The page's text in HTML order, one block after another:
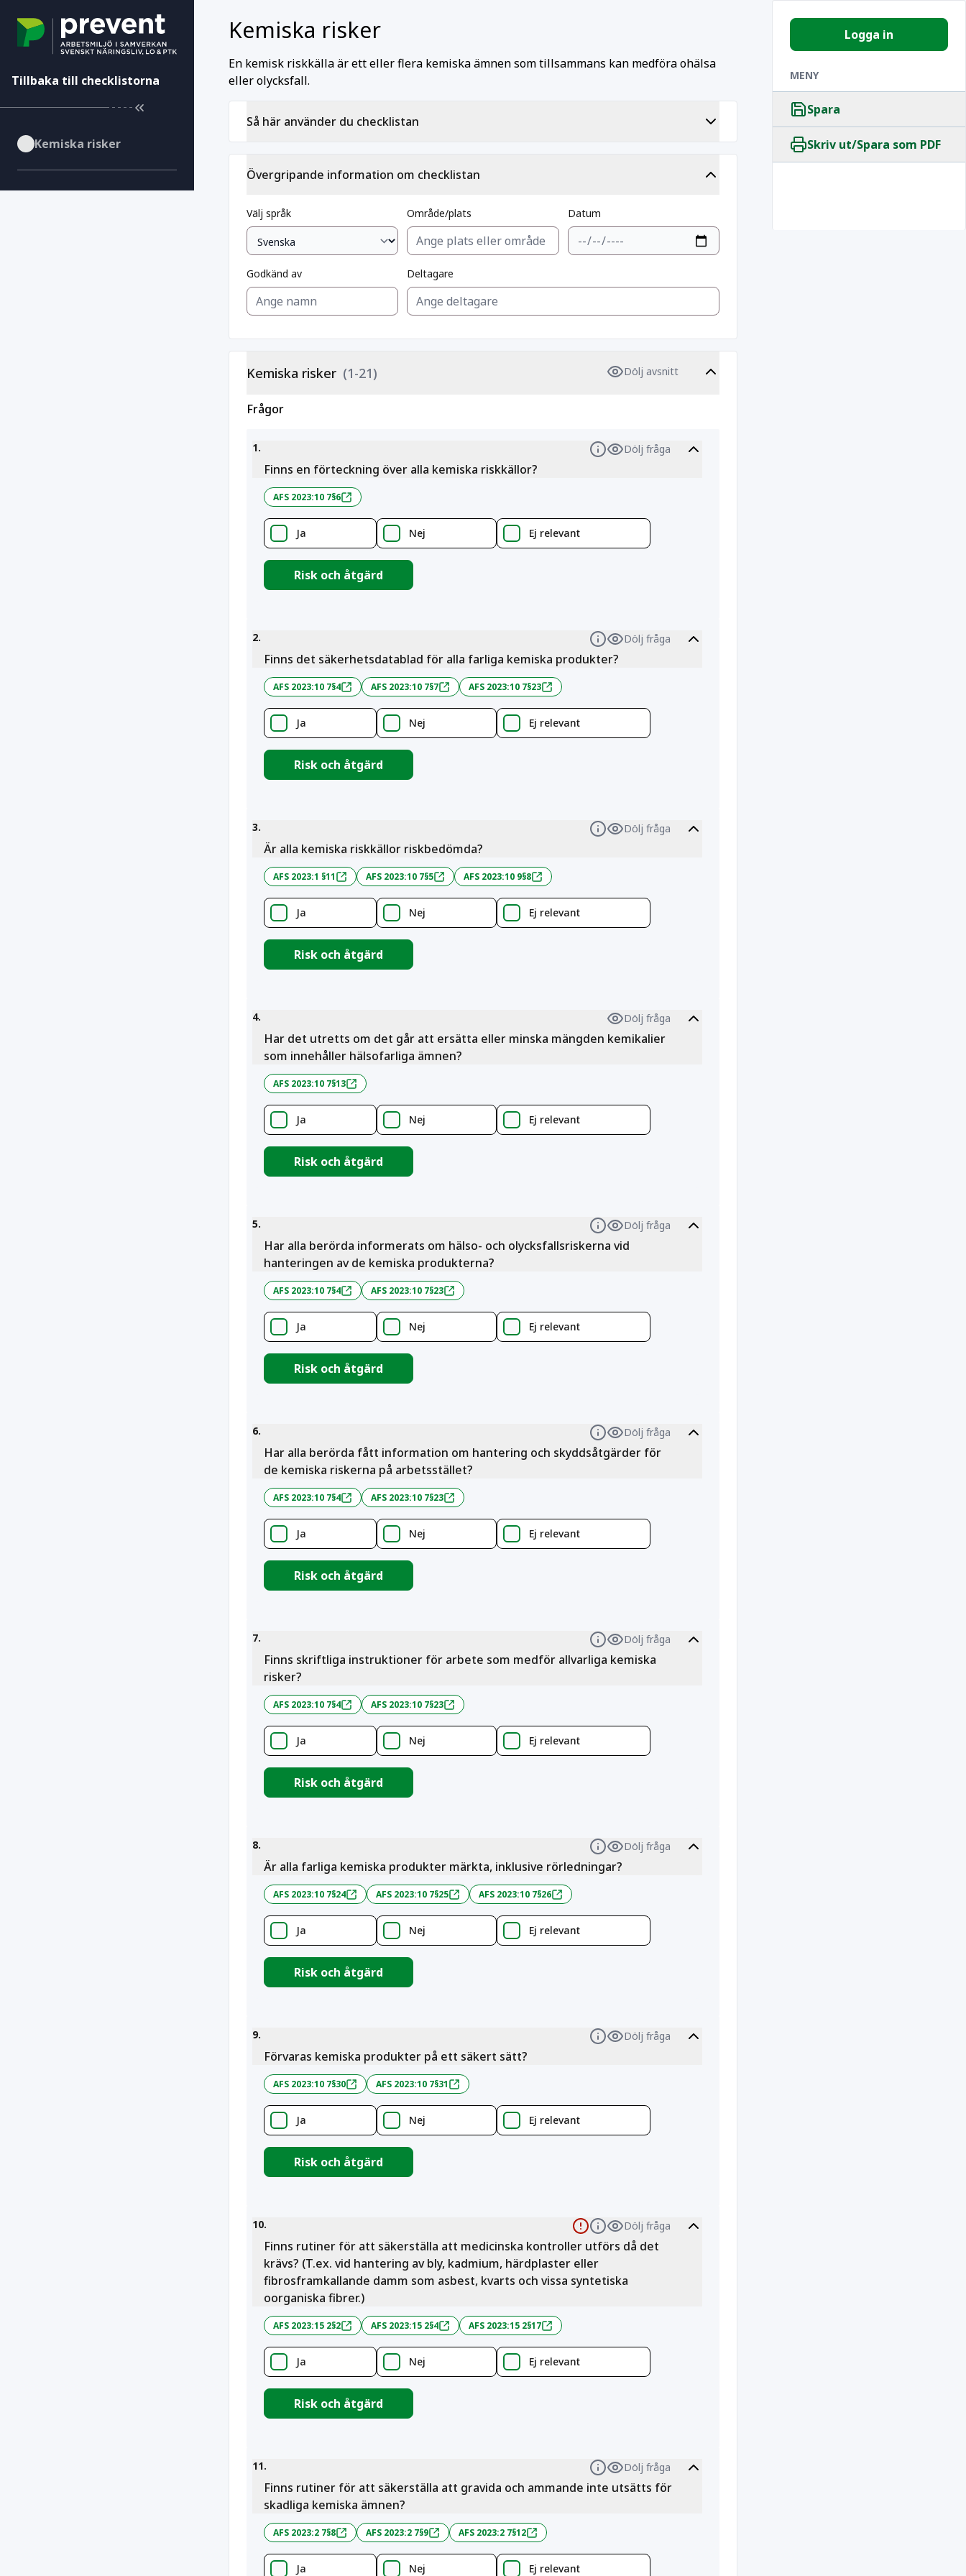
Tillbaka till checklistorna
Kemiska risker
Kemiska risker
En kemisk riskkälla är ett eller flera kemiska ämnen som tillsammans kan medföra ohälsa
eller olycksfall.
Så här använder du checklistan
Övergripande information om checklistan
Välj språk Område/plats Datum
Godkänd av Deltagare
Kemiska risker (1-21) Dölj avsnitt
Frågor
1.
Finns en förteckning över alla kemiska riskkällor?
Dölj fråga
AFS 2023:10 7§6
Ja Nej Ej relevant
Risk och åtgärd
2.
Finns det säkerhetsdatablad för alla farliga kemiska produkter?Information
Dölj fråga
AFS 2023:10 7§4 AFS 2023:10 7§7 AFS 2023:10 7§23
Ja Nej Ej relevant
Risk och åtgärd
3.
Är alla kemiska riskkällor riskbedömda?
Dölj fråga
AFS 2023:1 §11 AFS 2023:10 7§5 AFS 2023:10 9§8
Ja Nej Ej relevant
Risk och åtgärd
4.
Har det utretts om det går att ersätta eller minska mängden kemikalier
som innehåller hälsofarliga ämnen?
Dölj fråga
AFS 2023:10 7§13
Ja Nej Ej relevant
Risk och åtgärd
5.
Har alla berörda informerats om hälso- och olycksfallsriskerna vid
hanteringen av de kemiska produkterna?
Information
Dölj fråga
AFS 2023:10 7§4 AFS 2023:10 7§23
Ja Nej Ej relevant
Risk och åtgärd
6.
Har alla berörda fått information om hantering och skyddsåtgärder för
de kemiska riskerna på arbetsstället?
Information
Dölj fråga
AFS 2023:10 7§4 AFS 2023:10 7§23
Ja Nej Ej relevant
Risk och åtgärd
7.
Finns skriftliga instruktioner för arbete som medför allvarliga kemiska
risker?
Information
Dölj fråga
AFS 2023:10 7§4 AFS 2023:10 7§23
Ja Nej Ej relevant
Risk och åtgärd
8.
Är alla farliga kemiska produkter märkta, inklusive rörledningar?Information
Dölj fråga
AFS 2023:10 7§24 AFS 2023:10 7§25 AFS 2023:10 7§26
Ja Nej Ej relevant
Risk och åtgärd
9.
Förvaras kemiska produkter på ett säkert sätt?
Dölj fråga
AFS 2023:10 7§30 AFS 2023:10 7§31
Ja Nej Ej relevant
Risk och åtgärd
10.
Finns rutiner för att säkerställa att medicinska kontroller utförs då det
krävs? (T.ex. vid hantering av bly, kadmium, härdplaster eller
fibrosframkallande damm som asbest, kvarts och vissa syntetiska
oorganiska fibrer.)
Sanktionsbelagt
Information
Dölj fråga
AFS 2023:15 2§2 AFS 2023:15 2§4 AFS 2023:15 2§17
Ja Nej Ej relevant
Risk och åtgärd
11.
Finns rutiner för att säkerställa att gravida och ammande inte utsätts för
skadliga kemiska ämnen?
Information
Dölj fråga
AFS 2023:2 7§8 AFS 2023:2 7§9 AFS 2023:2 7§12
Ja Nej Ej relevant
Logga in
MENY
Spara
Skriv ut/Spara som PDF